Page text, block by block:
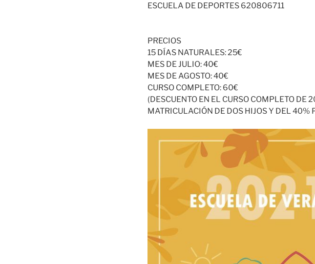
ESCUELA DE DEPORTES 620806711
PRECIOS
15 DÍAS NATURALES: 25€
MES DE JULIO: 40€
MES DE AGOSTO: 40€
CURSO COMPLETO: 60€
(DESCUENTO EN EL CURSO COMPLETO DE
MATRICULACIÓN DE DOS HIJOS Y DEL 40%